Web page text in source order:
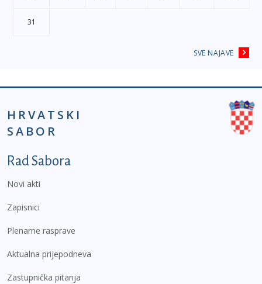
31
SVE NAJAVE
HRVATSKI
SABOR
Podnožje prvi izbornik
Rad Sabora
Novi akti
Zapisnici
Plenarne rasprave
Aktualna prijepodneva
Zastupnička pitanja